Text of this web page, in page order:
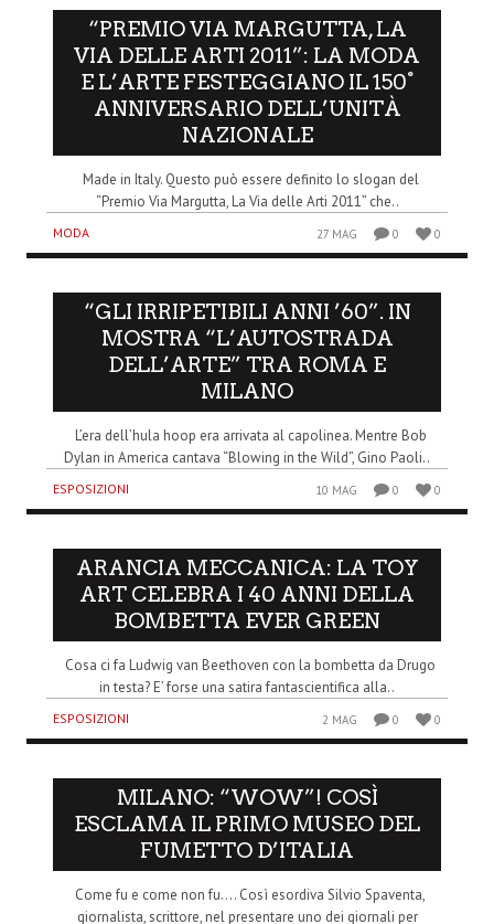
“PREMIO VIA MARGUTTA, LA
VIA DELLE ARTI 2011”: LA MODA
E L’ARTE FESTEGGIANO IL 150°
ANNIVERSARIO DELL’UNITÀ
NAZIONALE
Made in Italy. Questo può essere definito lo slogan del
“Premio Via Margutta, La Via delle Arti 2011” che..
MODA 27 MAG 0 0
“GLI IRRIPETIBILI ANNI ’60”. IN
MOSTRA “L’AUTOSTRADA
DELL’ARTE” TRA ROMA E
MILANO
L’era dell’hula hoop era arrivata al capolinea. Mentre Bob
Dylan in America cantava “Blowing in the Wild”, Gino Paoli..
ESPOSIZIONI 10 MAG 0 0
ARANCIA MECCANICA: LA TOY
ART CELEBRA I 40 ANNI DELLA
BOMBETTA EVER GREEN
Cosa ci fa Ludwig van Beethoven con la bombetta da Drugo
in testa? E’ forse una satira fantascientifica alla..
ESPOSIZIONI 2 MAG 0 0
MILANO: “WOW”! COSÌ
ESCLAMA IL PRIMO MUSEO DEL
FUMETTO D’ITALIA
Come fu e come non fu…. Così esordiva Silvio Spaventa,
giornalista, scrittore, nel presentare uno dei giornali per